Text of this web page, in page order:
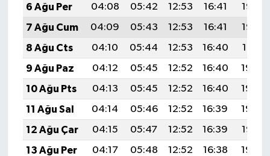
6 Ağu Per
04:08 05:42 12:53 16:41
19:53
7 Ağu Cum
04:09 05:43 12:53 16:41
19:52
8 Ağu Cts
04:10 05:44 12:53 16:40
19:51
9 Ağu Paz
04:12 05:45 12:52 16:40
19:50
10 Ağu Pts
04:13 05:45 12:52 16:40
19:49
11 Ağu Sal
04:14 05:46 12:52 16:39
19:48
12 Ağu Çar
04:15 05:47 12:52 16:39
19:47
13 Ağu Per
04:17 05:48 12:52 16:38
19:45